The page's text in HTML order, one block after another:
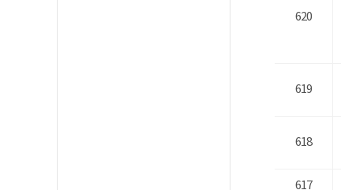
620
619
618
617